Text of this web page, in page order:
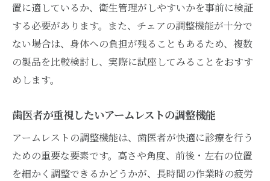
置に適しているか、衛生管理がしやすいかを事前に検証
する必要があります。また、チェアの調整機能が十分で
ない場合は、身体への負担が残ることもあるため、複数
の製品を比較検討し、実際に試座してみることをおすす
めします。
歯医者が重視したいアームレストの調整機能
アームレストの調整機能は、歯医者が快適に診療を行う
ための重要な要素です。高さや角度、前後・左右の位置
を細かく調整できるかどうかが、長時間の作業時の疲労